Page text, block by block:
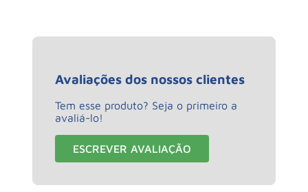
Avaliações dos nossos clientes
Tem esse produto? Seja o primeiro a
avaliá-lo!
ESCREVER AVALIAÇÃO